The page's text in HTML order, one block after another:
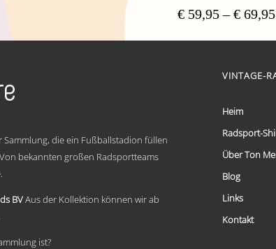
€59,95 –€69,95
mehrere
Die
können
auf
der
Produktseite
gewählt
werden
Sammlung, die ein Fußballstadion füllen
bekannten großen Radsportteams
BVAus der Kollektion können wir ab
ist?
VINTAGE-
Heim
Radsport-
Über Ton
Blog
Links
Kontakt